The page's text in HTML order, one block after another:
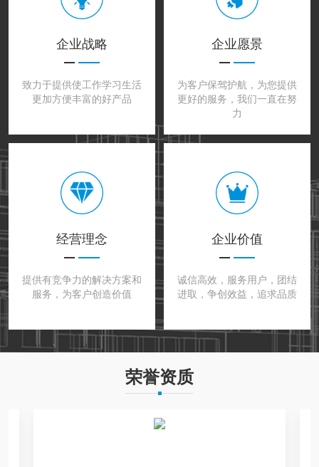
企业战略
致力于提供使工作学习生活
更加方便丰富的好产品
企业愿景
为客户保驾护航，为您提供
更好的服务，我们一直在努
力
经营理念
提供有竞争力的解决方案和
服务，为客户创造价值
企业价值
诚信高效，服务用户，团结
进取，争创效益，追求品质
荣誉资质